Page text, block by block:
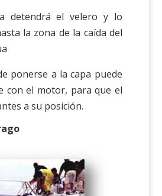
detendrá el velero y lo
la zona de la caída del
ponerse a la capa puede
con el motor, para que el
a su posición.